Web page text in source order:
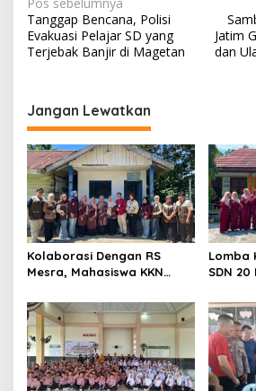
N
a
v
g
a
s
i
p
o
s
Tanggap Bencana, Polisi
Evakuasi Pelajar SD yang
Terjebak Banjir di Magetan
Jatim
dan
Jangan Lewatkan
Kolaborasi Dengan RS
Mesra, Mahasiswa KKN
Cek Kesehatan Gratis di
Posyandu Kampung Petas
Lomba
SDN